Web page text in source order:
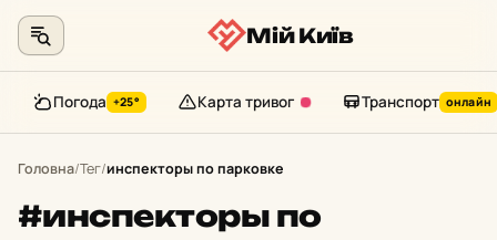
Мій Київ
Погода +25° Карта тривог Транспорт онлайн
Головна/Тег/инспекторы по парковке
#инспекторы по